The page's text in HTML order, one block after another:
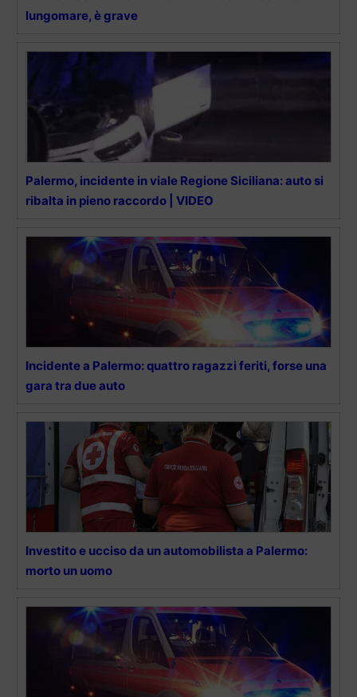
lungomare, è grave
Palermo, incidente in viale Regione Siciliana: auto si
ribalta in pieno raccordo | VIDEO
Incidente a Palermo: quattro ragazzi feriti, forse una
gara tra due auto
Investito e ucciso da un automobilista a Palermo:
morto un uomo